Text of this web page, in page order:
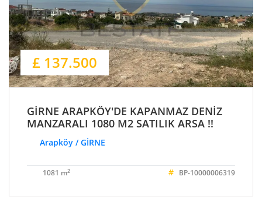
£ 137.500
GİRNE ARAPKÖY'DE KAPANMAZ DENİZ
MANZARALI 1080 M2 SATILIK ARSA !!
Arapköy / GİRNE
1081 m2 # BP-10000006319